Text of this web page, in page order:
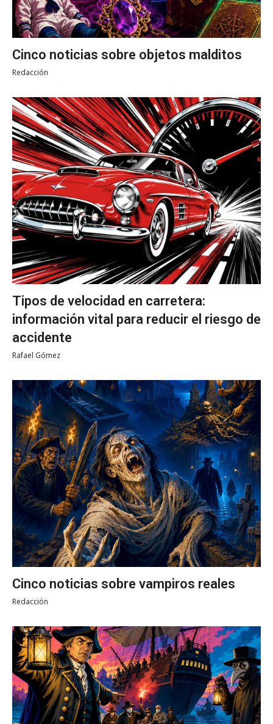
Cinco noticias sobre objetos malditos
Redacción
Tipos de velocidad en carretera:
información vital para reducir el riesgo de
accidente
Rafael Gómez
Cinco noticias sobre vampiros reales
Redacción